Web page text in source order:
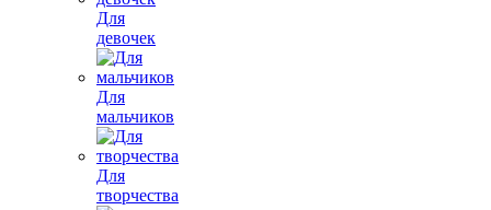
Для
девочек
Для
мальчиков
Для
творчества